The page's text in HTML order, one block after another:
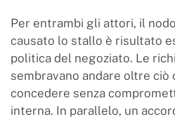
Per entrambi gli attori, il
causato lo stallo è risultato
politica del negoziato. Le
sembravano andare oltre ciò
concedere senza
interna. In parallelo, un